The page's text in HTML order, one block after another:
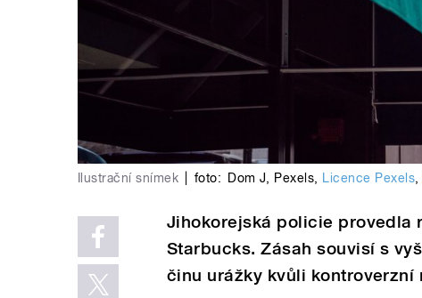
Ilustrační snímek foto: Dom J, Pexels, Licence Pexels,
Jihokorejská policie provedla
Starbucks. Zásah souvisí s
činu urážky kvůli kontroverzní